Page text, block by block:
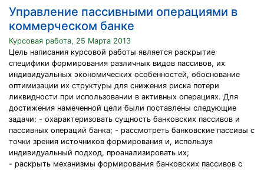
Управление пассивными операциями в
коммерческом банке
Курсовая работа, 25 Марта 2013
Цель написания курсовой работы является раскрытие
специфики формирования различных видов пассивов, их
индивидуальных экономических особенностей, обоснование
оптимизации их структуры для снижения риска потери
ликвидности при использовании в активных операциях. Для
достижения намеченной цели были поставлены следующие
задачи: - охарактеризовать сущность банковских пассивов и
пассивных операций банка; - рассмотреть банковские пассивы с
точки зрения источников формирования и, используя
индивидуальный подход, проанализировать их;
- раскрыть механизмы формирования банковских пассивов с